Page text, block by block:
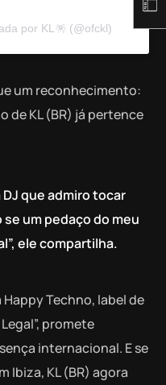
por KL🪅 (@ofckl)
um reconhecimento:
de KL (BR) já pertence
que admiro tocar
um pedaço do meu
ele compartilha.
Techno, label de
promete
internacional. E se
Ibiza, KL (BR) agora